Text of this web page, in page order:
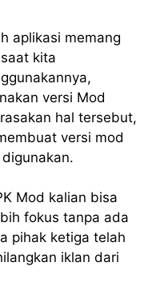
aplikasi memang
kita
versi Mod
hal tersebut,
versi mod
Mod kalian bisa
fokus tanpa ada
pihak ketiga telah
iklan dari